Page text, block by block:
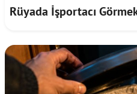
Rüyada İşportacı